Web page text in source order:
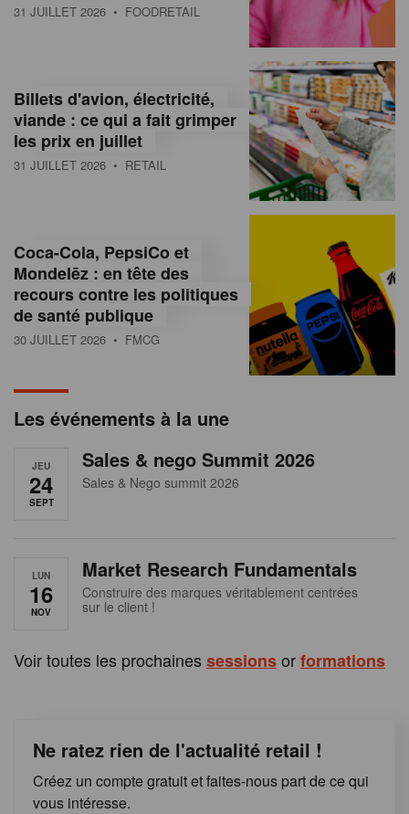
s
s
u
e
e
a
31 JUILLET 2026 • FOODRETAIL
Billets d'avion, électricité,
viande : ce qui a fait grimper
les prix en juillet
31 JUILLET 2026 • RETAIL
Coca-Cola, PepsiCo et
Mondelēz : en tête des
recours contre les politiques
de santé publique
30 JUILLET 2026 • FMCG
Les événements à la une
JEU
24
SEPT
Sales & nego Summit 2026
Sales & Nego summit 2026
LUN
16
NOV
Market Research Fundamentals
Construire des marques véritablement centrées
sur le client !
Voir toutes les prochaines sessionsorformations
Ne ratez rien de l'actualité retail !
Créez un compte gratuit et faites-nous part de ce qui
vous intéresse.